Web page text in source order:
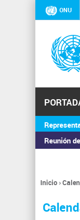
ONU
Reunión
Se
encuentra
usted
Inicio›